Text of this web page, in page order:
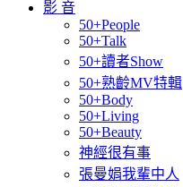
影 音
50+People
50+Talk
50+讀者Show
50+熟齡MV特輯
50+Body
50+Living
50+Beauty
神經很有事
張曼娟我輩中人